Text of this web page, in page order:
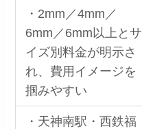
・2mm／4mm／
6mm／6mm以上とサ
イズ別料金が明示さ
れ、費用イメージを
掴みやすい
・天神南駅・西鉄福